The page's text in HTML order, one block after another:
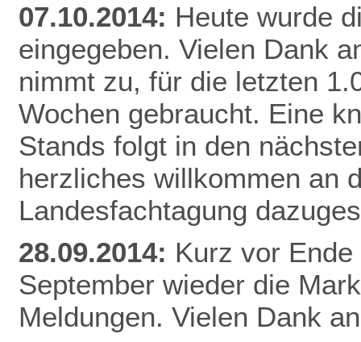
07.10.2014: Heute wurde
eingegeben. Vielen Dank
nimmt zu, für die letzten
Wochen gebraucht. Eine
Stands folgt in den
herzliches willkommen an
Landesfachtagung
28.09.2014: Kurz vor
September wieder die
Meldungen. Vielen Dank